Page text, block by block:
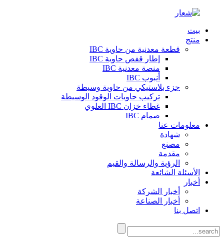
بيت
منتج
قطعة معدنية من حاوية IBC
إطار قفص حاوية IBC
منصة معدنية IBC
أنبوب IBC
جزء بلاستيكي من حاوية وسيطة
تركيب حاويات الوقود الوسيطة
غطاء خزان IBC العلوي
صمام IBC
معلومات عنا
شهادة
مصنع
مقدمة
الرؤية والرسالة والقيم
الأسئلة الشائعة
أخبار
أخبار الشركة
أخبار الصناعة
اتصل بنا